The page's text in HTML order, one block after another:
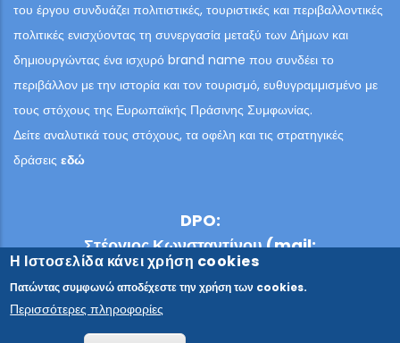
του έργου συνδυάζει πολιτιστικές, τουριστικές και περιβαλλοντικές
πολιτικές ενισχύοντας τη συνεργασία μεταξύ των Δήμων και
δημιουργώντας ένα ισχυρό brand name που συνδέει το
περιβάλλον με την ιστορία και τον τουρισμό, ευθυγραμμισμένο με
τους στόχους της Ευρωπαϊκής Πράσινης Συμφωνίας.
Δείτε αναλυτικά τους στόχους, τα οφέλη και τις στρατηγικές
δράσεις εδώ
DPO:
Στέργιος Κωνσταντίνου (mail:
s.konstantinou@kanell.gr, τηλ. 2103611225)
Ειρήνη Ρήγα (mail: e.riga@kanell.gr, τηλ.
2103611225)
Η Ιστοσελίδα κάνει χρήση cookies
Πατώντας συμφωνώ αποδέχεστε την χρήση των cookies.
Περισσότερες πληροφορίες